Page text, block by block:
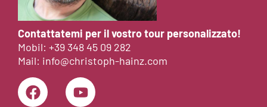
Contattatemi per il vostro tour personalizzato!
Mobil: +39 348 45 09 282
Mail: info@christoph-hainz.com